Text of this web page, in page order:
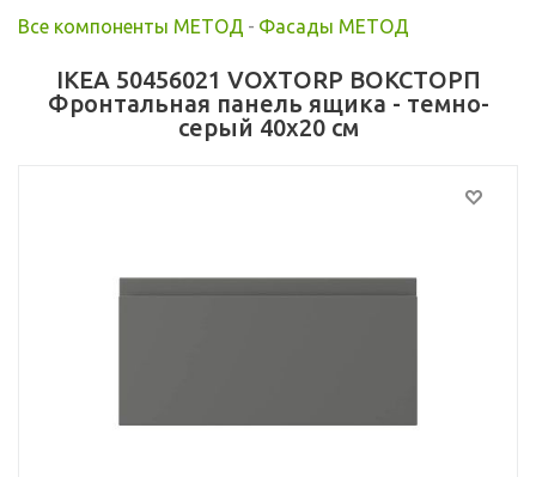
Все компоненты МЕТОД - Фасады МЕТОД
IKEA 50456021 VOXTORP ВОКСТОРП
Фронтальная панель ящика - темно-
серый 40x20 см